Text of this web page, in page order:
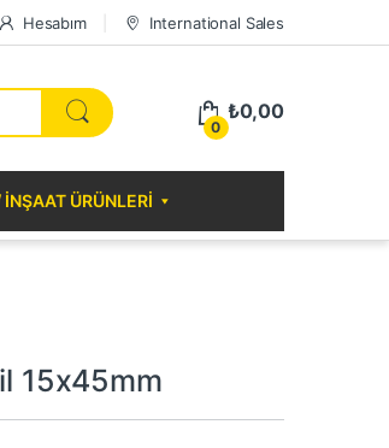
Hesabım International Sales
0
₺0,00
ÜRÜNLERI
15x45mm